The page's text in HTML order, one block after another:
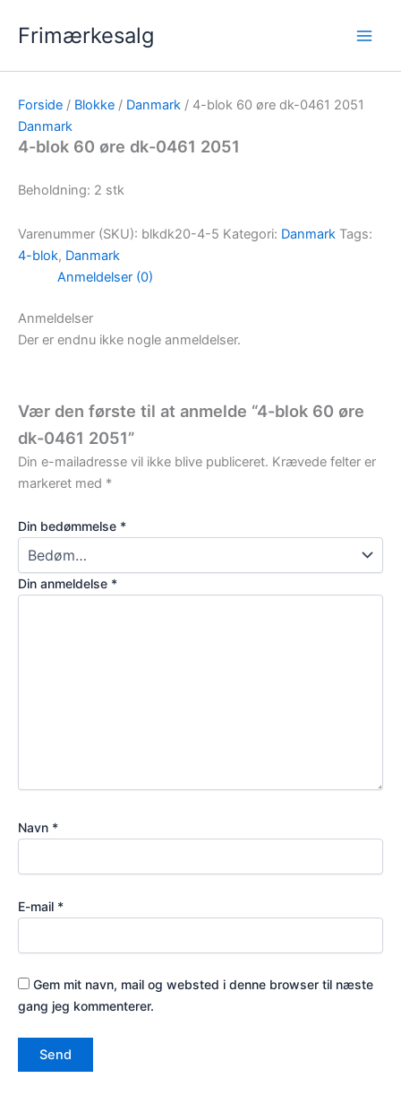
Frimærkesalg
Forside / Blokke / Danmark / 4-blok 60 øre dk-0461 2051
Danmark
4-blok 60 øre dk-0461 2051
Beholdning: 2 stk
Varenummer (SKU): blkdk20-4-5 Kategori: Danmark Tags:
4-blok, Danmark
Anmeldelser (0)
Anmeldelser
Der er endnu ikke nogle anmeldelser.
Vær den første til at anmelde “4-blok 60 øre
dk-0461 2051”
Din e-mailadresse vil ikke blive publiceret. Krævede felter er
markeret med *
Din bedømmelse *
Din anmeldelse *
Navn *
E-mail *
Gem mit navn, mail og websted i denne browser til næste
gang jeg kommenterer.